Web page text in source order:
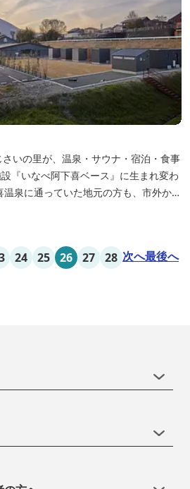
いの里が、温泉・サウナ・宿泊・食事
『いなべ阿下喜ベース』に生まれ変わ
も楽しめる施設になります。今まで人
サウナエリアやコンテナタイプの宿
24 25 26 27 28 次へ最後へ